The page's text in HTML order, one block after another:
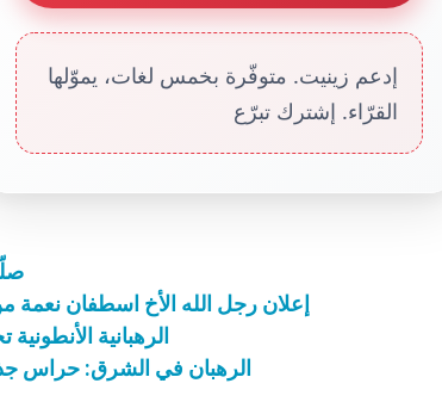
إدعم زينيت. متوفّرة بخمس لغات، يموّلها
القرّاء. إشترك تبرّع
إعلان رجل الله الأخ اسطفان نعمة من
الرهبانية
الرهبان في الشرق: حراس